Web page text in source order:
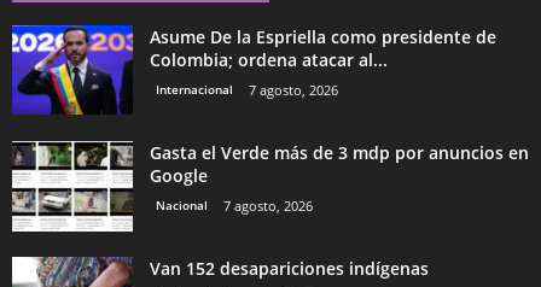
Asume De la Espriella como presidente de
Colombia; ordena atacar al...
Internacional 7 agosto, 2026
Gasta el Verde más de 3 mdp por anuncios en
Google
Nacional 7 agosto, 2026
Van 152 desapariciones indígenas